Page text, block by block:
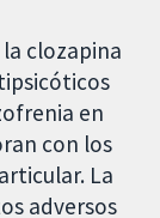
clozapina
en
con los
La
adversos